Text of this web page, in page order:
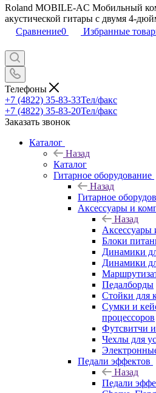
Roland MOBILE-AC Мобильный
акустической гитары с двумя 4-
Сравнение0 Избранные
Телефоны
+7 (4822) 35-83-33Тел/факс
+7 (4822) 35-83-20Тел/факс
Заказать звонок
Каталог
Назад
Каталог
Гитарное оборудование
Назад
Гитарное
Аксессуары и
Назад
Блоки
Динамики
Динамики
Педалборды
Стойки для
Сумки и
процессоров
Футсвитчи
Чехлы для
Педали эффектов
Назад
Педали